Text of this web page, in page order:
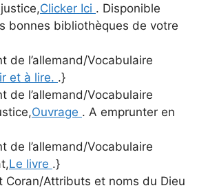
Clicker Ici . Disponible
bonnes bibliothèques de votre
de l’allemand/Vocabulaire
et à lire. .}
de l’allemand/Vocabulaire
Ouvrage . A emprunter en
de l’allemand/Vocabulaire
Le livre .}
Coran/Attributs et noms du Dieu